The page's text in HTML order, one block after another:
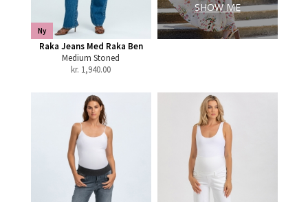
Ny
Raka Jeans Med Raka Ben
Medium Stoned
kr. 1,940.00
SHOW ME